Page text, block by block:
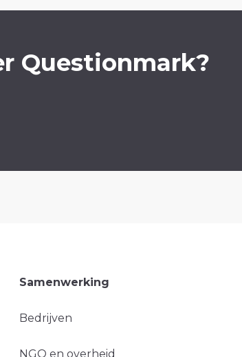
Questionmark?
Samenwerking
Bedrijven
NGO en overheid